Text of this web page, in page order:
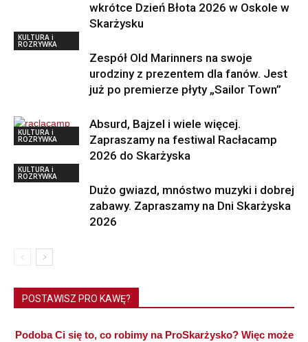
wkrótce Dzień Błota 2026 w Oskole w
Skarżysku
KULTURA i
ROZRYWKA
Zespół Old Marinners na swoje
urodziny z prezentem dla fanów. Jest
już po premierze płyty „Sailor Town”
KULTURA i
ROZRYWKA
Absurd, Bajzel i wiele więcej.
Zapraszamy na festiwal Racłacamp
2026 do Skarżyska
KULTURA i
ROZRYWKA
Dużo gwiazd, mnóstwo muzyki i dobrej
zabawy. Zapraszamy na Dni Skarżyska
2026
POSTAWISZ PRO KAWĘ?
Podoba Ci się to, co robimy na ProSkarżysko? Więc może